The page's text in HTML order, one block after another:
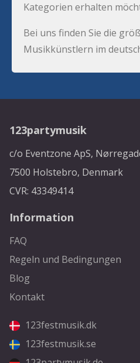
Kategorien erhalten
Bei uns finden Sie die
Musikkünstlern im
123partymusik
c/o Eventzone ApS,
7500 Holstebro, Denmark
CVR: 43349414
Information
FAQ
Regeln und Bedingungen
Blog
Kontakt
123festmusik.dk
123festmusik.se